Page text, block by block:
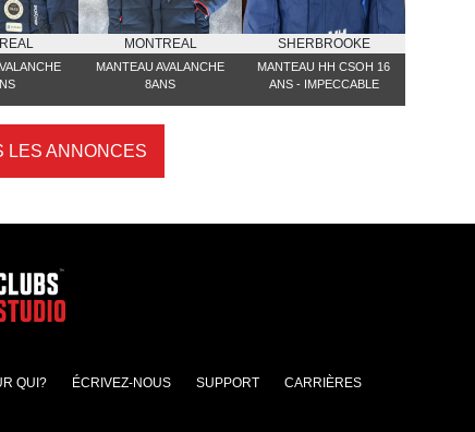
MONTREAL
MANTEAU AVALANCHE
8ANS
SHERBROOKE
MANTEAU HH CSOH 16
ANS - IMPECCABLE
LES ANNONCES
QUI? ÉCRIVEZ-NOUS SUPPORT CARRIÈRES